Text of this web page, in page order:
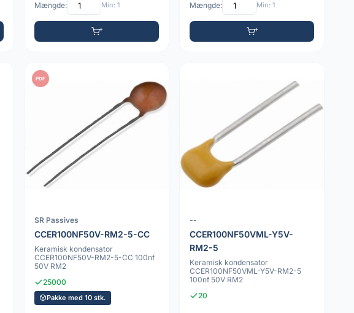
Mængde: Min: 1 Mængde: Min: 1
PDF
SR Passives
CCER100NF50V-RM2-5-CC
Keramisk kondensator
CCER100NF50V-RM2-5-CC 100nf
50V RM2
25000
Pakke med 10 stk.
--
CCER100NF50VML-Y5V-
RM2-5
Keramisk kondensator
CCER100NF50VML-Y5V-RM2-5
100nf 50V RM2
20